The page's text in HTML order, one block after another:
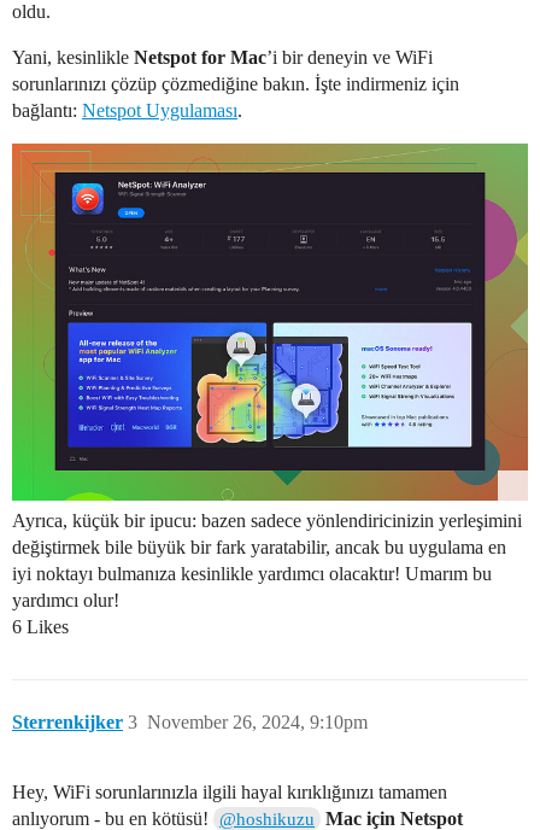
oldu.
Yani, kesinlikle Netspot for Mac’i bir deneyin ve WiFi
sorunlarınızı çözüp çözmediğine bakın. İşte indirmeniz için
bağlantı: Netspot Uygulaması.
Ayrıca, küçük bir ipucu: bazen sadece yönlendiricinizin yerleşimini
değiştirmek bile büyük bir fark yaratabilir, ancak bu uygulama en
iyi noktayı bulmanıza kesinlikle yardımcı olacaktır! Umarım bu
yardımcı olur!
6 Likes
Sterrenkijker November 26, 2024, 9:10pm
3
Hey, WiFi sorunlarınızla ilgili hayal kırıklığınızı tamamen
anlıyorum - bu en kötüsü!
@hoshikuzu
Mac için Netspot